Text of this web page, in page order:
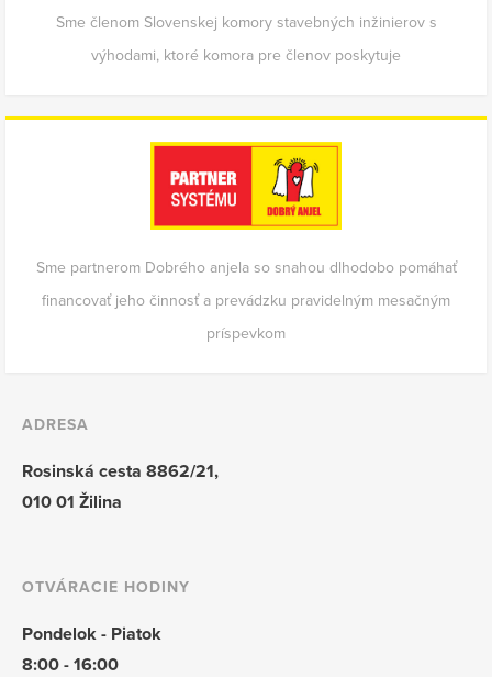
Sme členom Slovenskej komory stavebných inžinierov s
výhodami, ktoré komora pre členov poskytuje
Sme partnerom Dobrého anjela so snahou dlhodobo pomáhať
financovať jeho činnosť a prevádzku pravidelným mesačným
príspevkom
ADRESA
Rosinská cesta 8862/21,
010 01 Žilina
OTVÁRACIE HODINY
Pondelok - Piatok
8:00 - 16:00